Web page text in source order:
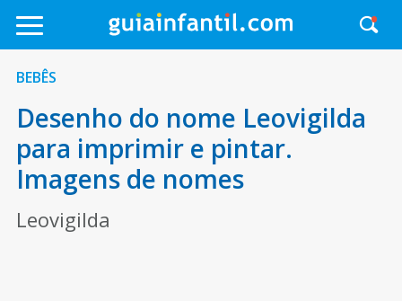
BEBÊS
Desenho do nome Leovigilda
para imprimir e pintar.
Imagens de nomes
Leovigilda